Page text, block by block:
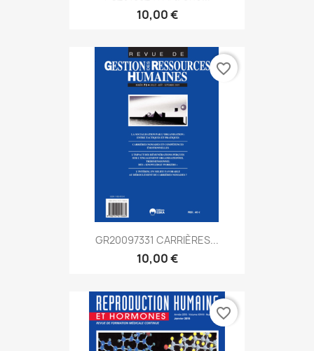
10,00 €
GR20097331 CARRIÈRES...
10,00 €
favorite_border
favorite_border